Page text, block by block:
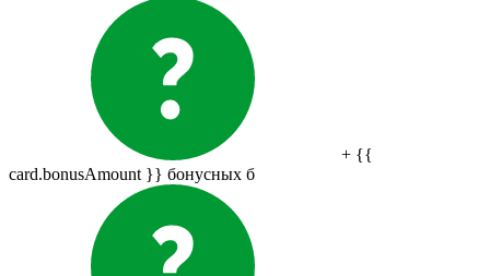
+ {{
card.bonusAmount }} бонусных б